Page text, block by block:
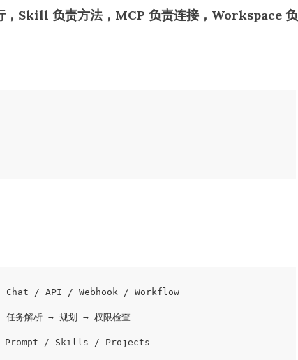
Skill 负责方法，MCP 负责连接，Workspace 负
│       用户交互层 (Interaction)     │  Chat / API / Webhook / Workflow